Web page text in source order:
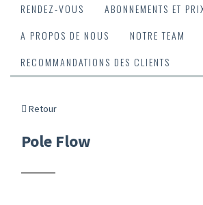
RENDEZ-VOUS
ABONNEMENTS ET
A PROPOS DE NOUS
NOTRE TEAM
RECOMMANDATIONS DES CLIENTS
Retour
Pole Flow